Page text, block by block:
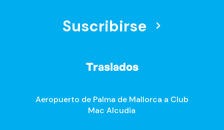
Suscribirse
Traslados
Aeropuerto de Palma de Mallorca a Club
Mac Alcudia